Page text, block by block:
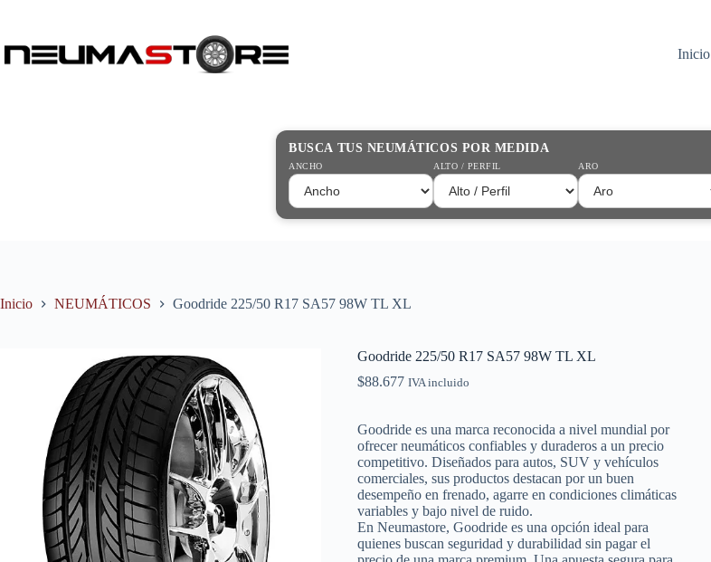
Búsqueda
de
Inicio
BUSCA TUS NEUMÁTICOS POR MEDIDA
ANCHO ALTO / PERFIL ARO
Inicio NEUMÁTICOS Goodride 225/50 R17 SA57 98W TL XL
Goodride 225/50 R17 SA57 98W TL XL
$88.677 IVA incluido
Goodride es una marca reconocida a nivel mundial por
ofrecer neumáticos confiables y duraderos a un precio
competitivo. Diseñados para autos, SUV y vehículos
comerciales, sus productos destacan por un buen
desempeño en frenado, agarre en condiciones climáticas
variables y bajo nivel de ruido.
En Neumastore, Goodride es una opción ideal para
quienes buscan seguridad y durabilidad sin pagar el